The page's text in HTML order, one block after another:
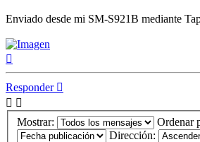
Enviado desde mi SM-S921B mediante
Responder
Mostrar:
Ordenar
Dirección: